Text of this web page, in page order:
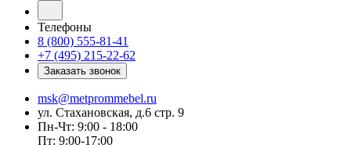
Телефоны
8 (800) 555-81-41
+7 (495) 215-22-62
Заказать звонок
msk@metprommebel.ru
ул. Стахановская, д.6 стр. 9
Пн-Чт: 9:00 - 18:00
Пт: 9:00-17:00